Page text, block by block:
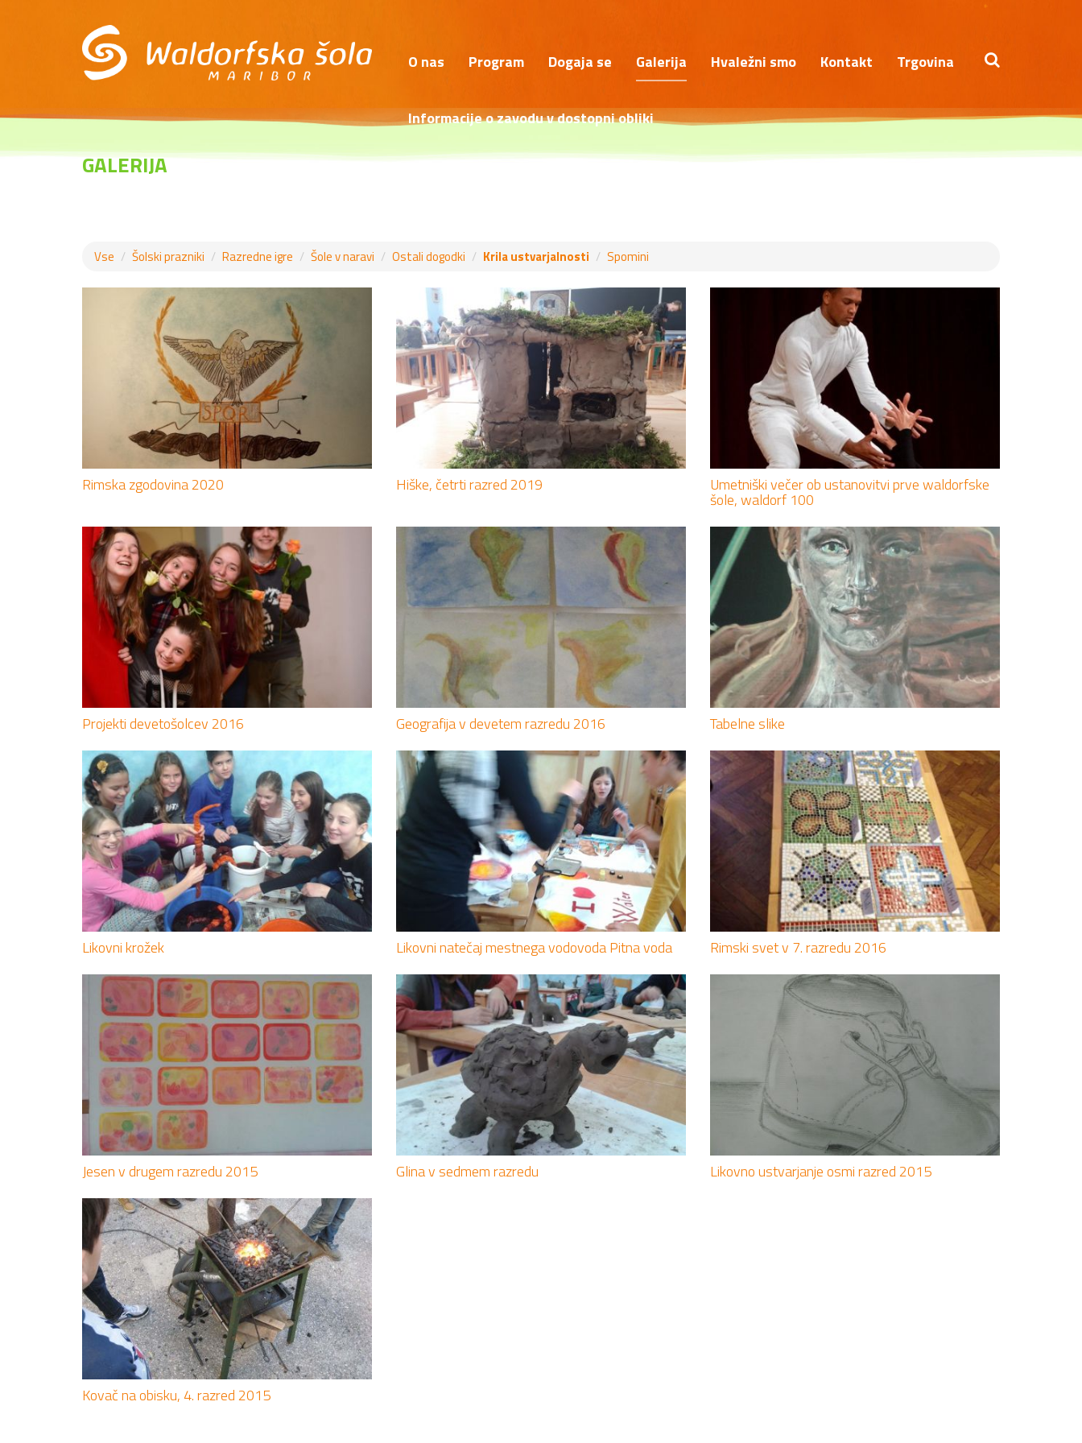
*
O nas Program Dogaja se Galerija Hvaležni smo Kontakt Trgovina
Informacije o zavodu v dostopni obliki
GALERIJA
Vse Šolski prazniki Razredne igre Šole v naravi Ostali dogodki Krila ustvarjalnosti Spomini
Rimska zgodovina 2020 Hiške, četrti razred 2019 Umetniški večer ob ustanovitvi prve waldorfske
šole, waldorf 100
Projekti devetošolcev 2016 Geografija v devetem razredu 2016 Tabelne slike
Likovni krožek Likovni natečaj mestnega vodovoda Pitna voda Rimski svet v 7. razredu 2016
Jesen v drugem razredu 2015 Glina v sedmem razredu Likovno ustvarjanje osmi razred 2015
Kovač na obisku, 4. razred 2015